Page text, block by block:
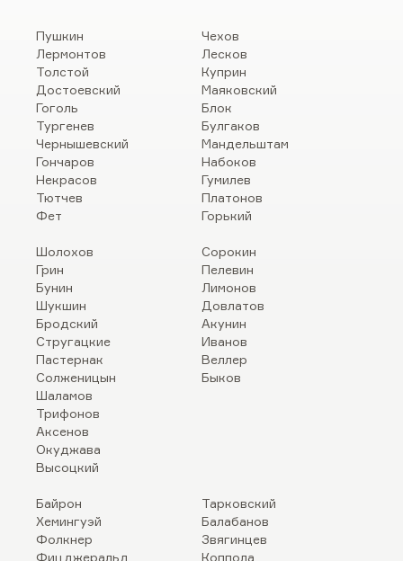
Пушкин
Лермонтов
Толстой
Достоевский
Гоголь
Тургенев
Чернышевский
Гончаров
Некрасов
Тютчев
Фет
Чехов
Лесков
Куприн
Маяковский
Блок
Булгаков
Мандельштам
Набоков
Гумилев
Платонов
Горький
Шолохов
Грин
Бунин
Шукшин
Бродский
Стругацкие
Пастернак
Солженицын
Шаламов
Трифонов
Аксенов
Окуджава
Высоцкий
Сорокин
Пелевин
Лимонов
Довлатов
Акунин
Иванов
Веллер
Быков
Байрон
Хемингуэй
Фолкнер
Фицджеральд
Тарковский
Балабанов
Звягинцев
Коппола